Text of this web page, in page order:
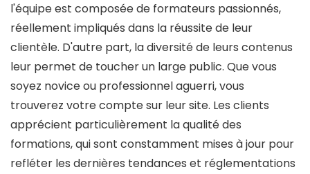
l'équipe est composée de formateurs passionnés,
réellement impliqués dans la réussite de leur
clientèle. D'autre part, la diversité de leurs contenus
leur permet de toucher un large public. Que vous
soyez novice ou professionnel aguerri, vous
trouverez votre compte sur leur site. Les clients
apprécient particulièrement la qualité des
formations, qui sont constamment mises à jour pour
refléter les dernières tendances et réglementations